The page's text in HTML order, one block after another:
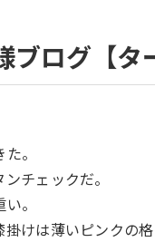
ブログ【タ
。
チェックだ。
。
けは薄いピンクの